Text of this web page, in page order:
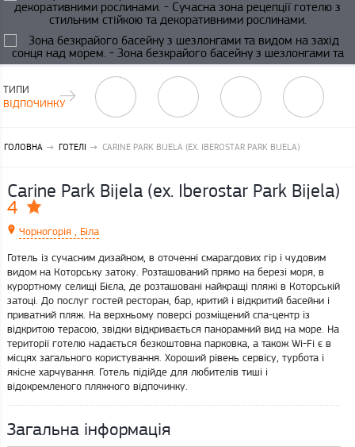
ТИПИ
ВІДПОЧИНКУ
ГОЛОВНА ГОТЕЛІ CARINE PARK BIJELA (EX. IBEROSTAR PARK BIJELA)
Carine Park Bijela (ex. Iberostar Park Bijela)
4
Чорногорія , Біла
Готель із сучасним дизайном, в оточенні смарагдових гір і чудовим
видом на Которську затоку. Розташований прямо на березі моря, в
курортному селищі Бієла, де розташовані найкращі пляжі в Которській
затоці. До послуг гостей ресторан, бар, критий і відкритий басейни і
приватний пляж. На верхньому поверсі розміщений спа-центр із
відкритою терасою, звідки відкривається панорамний вид на море. На
території готелю надається безкоштовна парковка, а також Wi-Fi є в
місцях загального користування. Хороший рівень сервісу, турбота і
якісне харчування. Готель підійде для любителів тиші і
відокремленого пляжного відпочинку.
Загальна інформація